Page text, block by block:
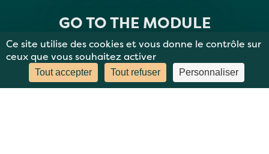
Ce site utilise des cookies et vous donne le contrôle sur
ceux que vous souhaitez activer
Tout accepter Tout refuser Personnaliser
GO TO THE MODULE